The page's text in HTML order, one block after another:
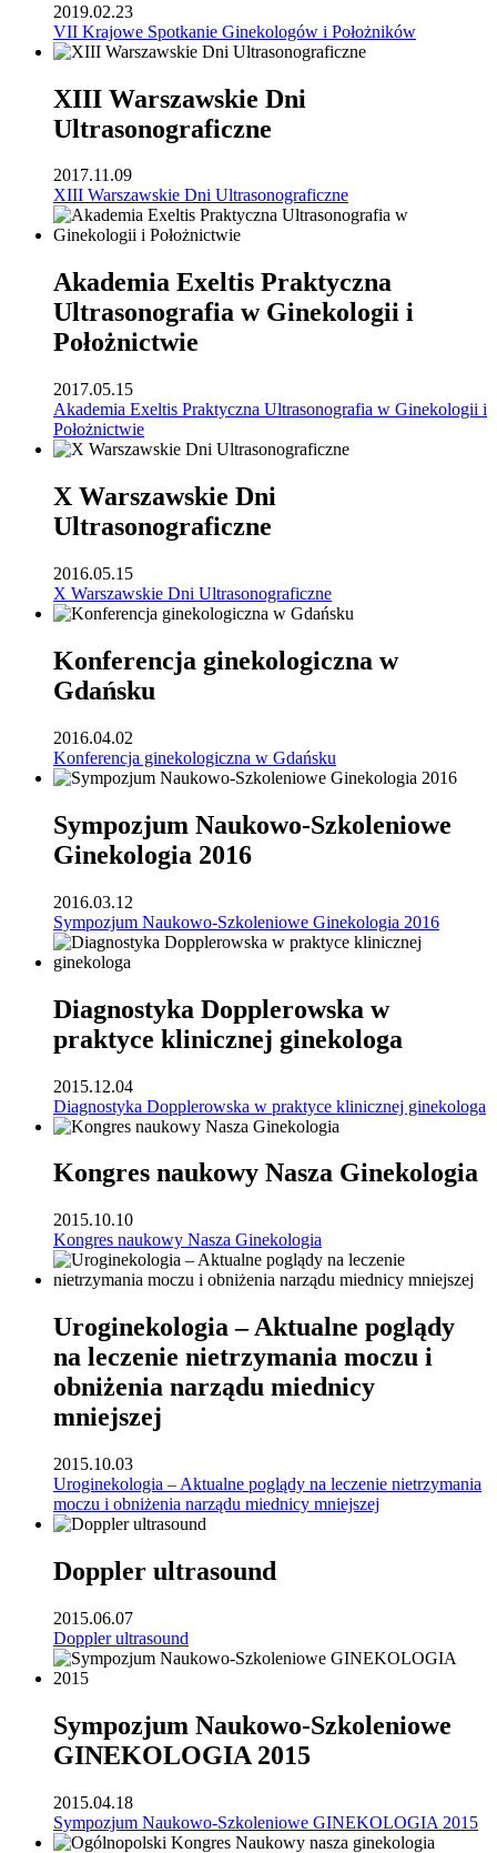
2019.02.23
VII Krajowe Spotkanie Ginekologów i Położników
XIII Warszawskie Dni
Ultrasonograficzne
2017.11.09
XIII Warszawskie Dni Ultrasonograficzne
Akademia Exeltis Praktyczna
Ultrasonografia w Ginekologii i
Położnictwie
2017.05.15
Akademia Exeltis Praktyczna Ultrasonografia w Ginekologii i
Położnictwie
X Warszawskie Dni
Ultrasonograficzne
2016.05.15
X Warszawskie Dni Ultrasonograficzne
Konferencja ginekologiczna w
Gdańsku
2016.04.02
Konferencja ginekologiczna w Gdańsku
Sympozjum Naukowo-Szkoleniowe
Ginekologia 2016
2016.03.12
Sympozjum Naukowo-Szkoleniowe Ginekologia 2016
Diagnostyka Dopplerowska w
praktyce klinicznej ginekologa
2015.12.04
Diagnostyka Dopplerowska w praktyce klinicznej ginekologa
Kongres naukowy Nasza Ginekologia
2015.10.10
Kongres naukowy Nasza Ginekologia
Uroginekologia – Aktualne poglądy
na leczenie nietrzymania moczu i
obniżenia narządu miednicy
mniejszej
2015.10.03
Uroginekologia – Aktualne poglądy na leczenie nietrzymania
moczu i obniżenia narządu miednicy mniejszej
Doppler ultrasound
2015.06.07
Doppler ultrasound
Sympozjum Naukowo-Szkoleniowe
GINEKOLOGIA 2015
2015.04.18
Sympozjum Naukowo-Szkoleniowe GINEKOLOGIA 2015